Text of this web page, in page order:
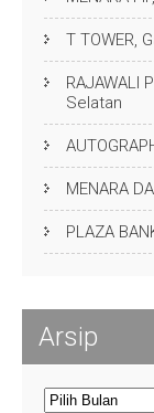
T TOWER,
RAJAWALI
Selatan
MENARA
PLAZA
Arsip
Arsip